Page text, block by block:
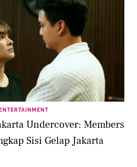
ENTERTAINMENT
Undercover: Members
Sisi Gelap Jakarta